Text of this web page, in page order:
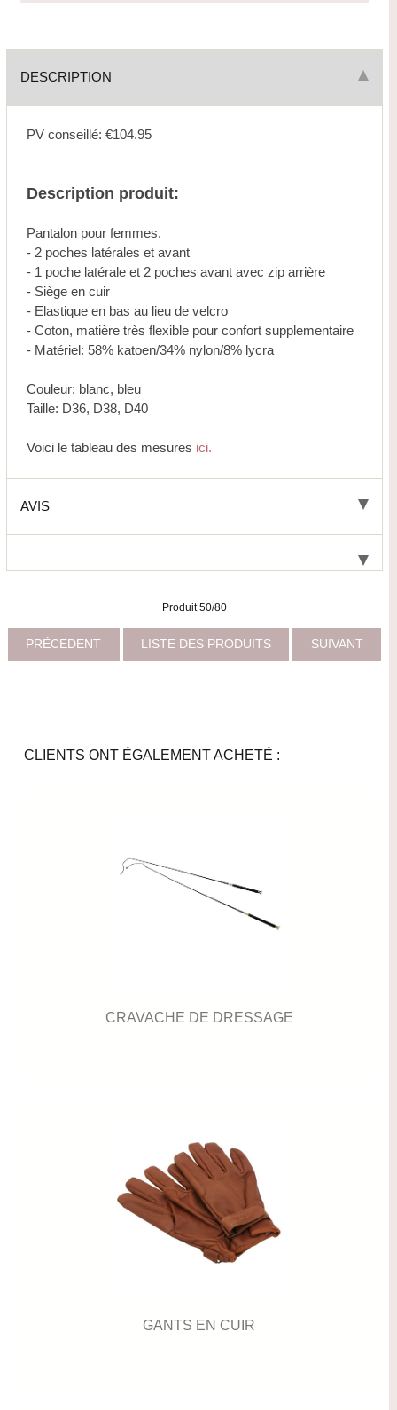
DESCRIPTION
PV conseillé: €104.95
Description produit:
Pantalon pour femmes.
- 2 poches latérales et avant
- 1 poche latérale et 2 poches avant avec zip arrière
- Siège en cuir
- Elastique en bas au lieu de velcro
- Coton, matière très flexible pour confort supplementaire
- Matériel: 58% katoen/34% nylon/8% lycra
Couleur: blanc, bleu
Taille: D36, D38, D40
Voici le tableau des mesures ici.
AVIS
Produit 50/80
PRÉCEDENT LISTE DES PRODUITS SUIVANT
CLIENTS ONT ÉGALEMENT ACHETÉ :
CRAVACHE DE DRESSAGE
GANTS EN CUIR